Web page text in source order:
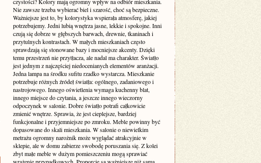
Nie zawsze trzeba wybierać biel i szarość, choć są bezpieczne.
Ważniejsze jest to, by kolorystyka wspierała atmosferę, jakiej
potrzebujemy. Jedni lubią wnętrza jasne, lekkie i spokojne. Inni
czują się dobrze w głębszych barwach, drewnie, tkaninach i
przytulnych kontrastach. W małych mieszkaniach często
sprawdzają się stonowane bazy i mocniejsze akcenty. Dzięki
temu przestrzeń nie przytłacza, ale nadal ma charakter. Światło
jest jednym z najczęściej niedocenianych elementów aranżacji.
Jedna lampa na środku sufitu rzadko wystarcza. Mieszkanie
potrzebuje różnych źródeł światła: ogólnego, zadaniowego i
nastrojowego. Innego oświetlenia wymaga kuchenny blat,
innego miejsce do czytania, a jeszcze innego wieczorny
odpoczynek w salonie. Dobre światło potrafi całkowicie
zmienić wnętrze. Sprawia, że jest cieplejsze, bardziej
funkcjonalne i przyjemniejsze po zmroku. Meble powinny być
dopasowane do skali mieszkania. W salonie o niewielkim
metrażu ogromny narożnik może wyglądać atrakcyjnie w
sklepie, ale w domu zabierze swobodę poruszania się. Z kolei
zbyt małe meble w dużym pomieszczeniu mogą sprawiać